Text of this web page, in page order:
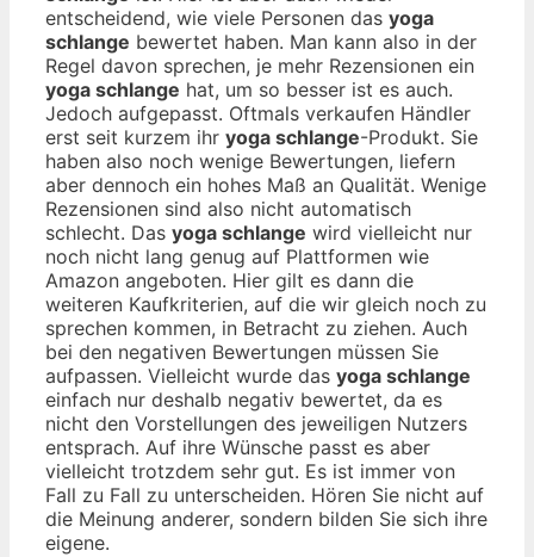
entscheidend, wie viele Personen das yoga
schlange bewertet haben. Man kann also in der
Regel davon sprechen, je mehr Rezensionen ein
yoga schlange hat, um so besser ist es auch.
Jedoch aufgepasst. Oftmals verkaufen Händler
erst seit kurzem ihr yoga schlange-Produkt. Sie
haben also noch wenige Bewertungen, liefern
aber dennoch ein hohes Maß an Qualität. Wenige
Rezensionen sind also nicht automatisch
schlecht. Das yoga schlange wird vielleicht nur
noch nicht lang genug auf Plattformen wie
Amazon angeboten. Hier gilt es dann die
weiteren Kaufkriterien, auf die wir gleich noch zu
sprechen kommen, in Betracht zu ziehen. Auch
bei den negativen Bewertungen müssen Sie
aufpassen. Vielleicht wurde das yoga schlange
einfach nur deshalb negativ bewertet, da es
nicht den Vorstellungen des jeweiligen Nutzers
entsprach. Auf ihre Wünsche passt es aber
vielleicht trotzdem sehr gut. Es ist immer von
Fall zu Fall zu unterscheiden. Hören Sie nicht auf
die Meinung anderer, sondern bilden Sie sich ihre
eigene.